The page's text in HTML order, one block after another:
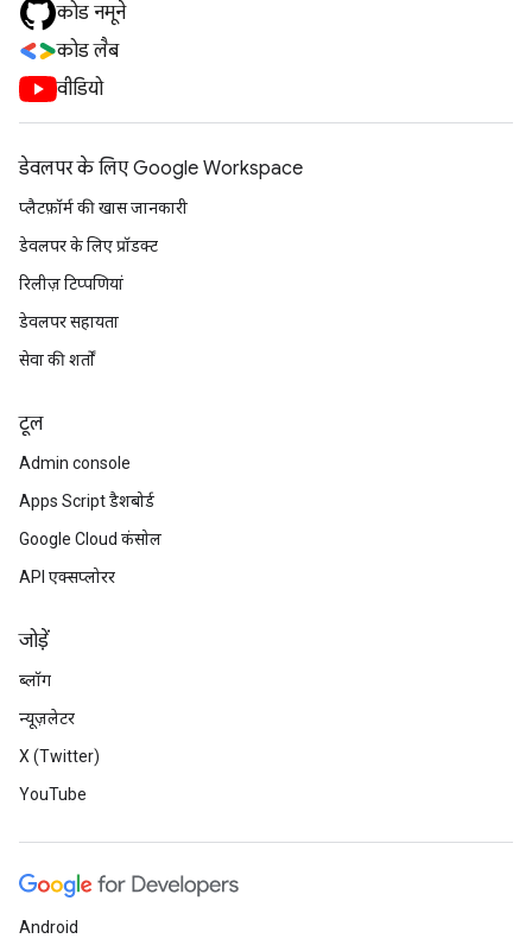
कोड नमूने
कोड लैब
वीडियो
डेवलपर के लिए Google Workspace
प्लैटफ़ॉर्म की खास जानकारी
डेवलपर के लिए प्रॉडक्ट
रिलीज़ टिप्पणियां
डेवलपर सहायता
सेवा की शर्तों
टूल
Admin console
Apps Script डैशबोर्ड
Google Cloud कंसोल
API एक्सप्लोरर
जोड़ें
ब्लॉग
न्यूज़लेटर
X (Twitter)
YouTube
Android